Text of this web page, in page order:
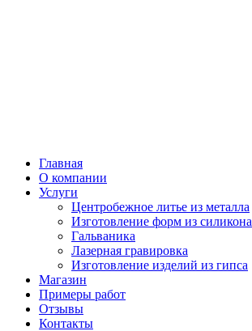
Главная
О компании
Услуги
Центробежное литье из металла
Изготовление форм из силикона
Гальваника
Лазерная гравировка
Изготовление изделий из гипса
Магазин
Примеры работ
Отзывы
Контакты